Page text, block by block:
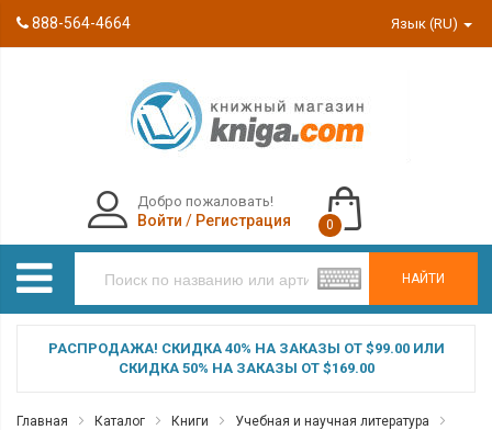
888-564-4664 Язык (RU)
НАЙТИ
Добро пожаловать!
Войти / Регистрация 0
РАСПРОДАЖА! СКИДКА 40% НА ЗАКАЗЫ ОТ $99.00 ИЛИ
СКИДКА 50% НА ЗАКАЗЫ ОТ $169.00
Главная Каталог Книги
Учебная и научная литература